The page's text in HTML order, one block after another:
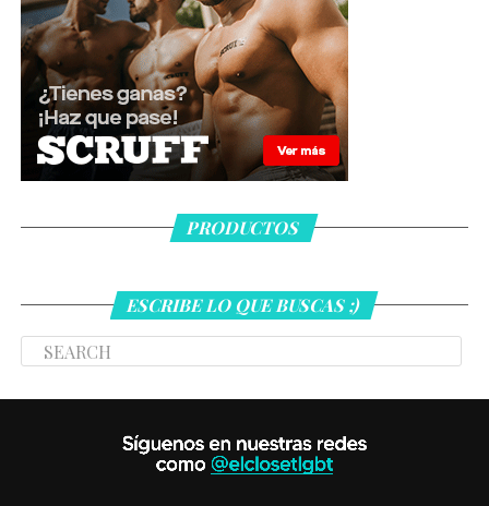
PRODUCTOS
ESCRIBE LO QUE BUSCAS ;)